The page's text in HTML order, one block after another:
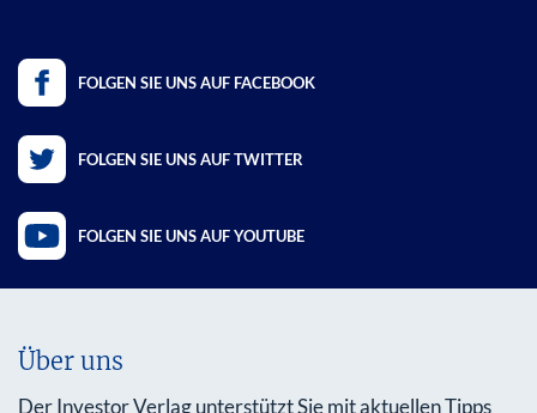
FOLGEN SIE UNS AUF FACEBOOK
FOLGEN SIE UNS AUF TWITTER
FOLGEN SIE UNS AUF YOUTUBE
Über uns
Der Investor Verlag unterstützt Sie mit aktuellen Tipps